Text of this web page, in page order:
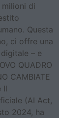
di
Questa
ci offre una
– e
QUADRO
CAMBIATE
Il
(AI Act,
2024, ha